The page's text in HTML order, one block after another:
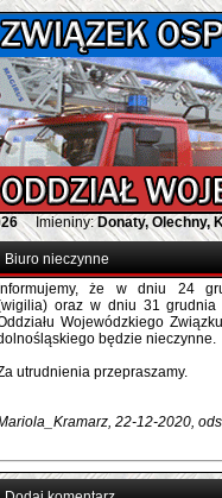
Imieniny:Donaty, Olechny,
Biuro nieczynne
Informujemy, że w dniu 24
oraz w dniu 31
Wojewódzkiego
będzie nieczynne.
utrudnienia przepraszamy.
22-12-2020,